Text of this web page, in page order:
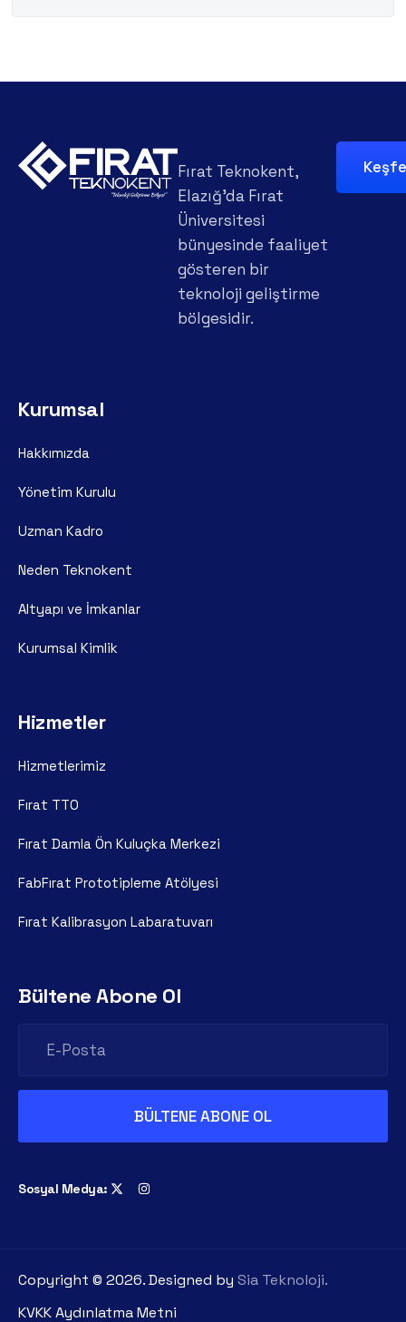
Fırat Teknokent,
Elazığ'da Fırat
Üniversitesi
bünyesinde faaliyet
gösteren bir
teknoloji geliştirme
bölgesidir.
Kurumsal
Hakkımızda
Yönetim Kurulu
Uzman Kadro
Neden Teknokent
Altyapı ve İmkanlar
Kurumsal Kimlik
Hizmetler
Hizmetlerimiz
Fırat TTO
Fırat Damla Ön Kuluçka Merkezi
FabFırat Prototipleme Atölyesi
Fırat Kalibrasyon Labaratuvarı
Bültene Abone Ol
Sosyal Medya:
Copyright © 2026. Designed by Sia Teknoloji.
KVKK Aydınlatma Metni